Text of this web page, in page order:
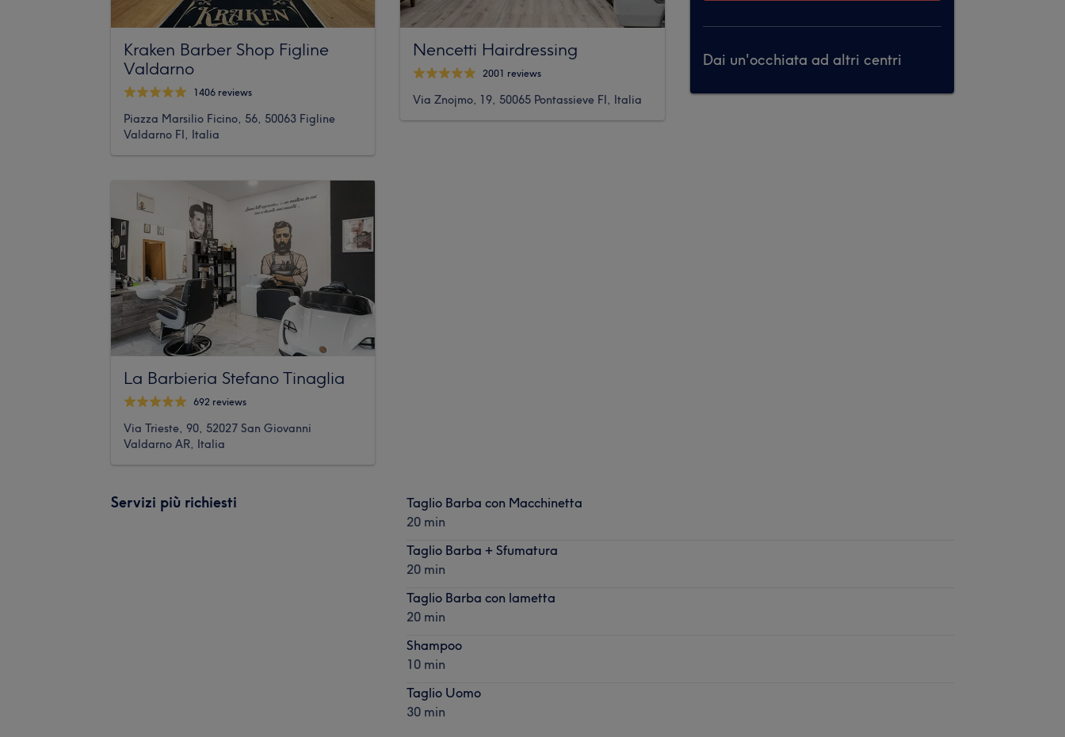
Kraken Barber Shop Figline
Valdarno
1406 reviews
Piazza Marsilio Ficino, 56, 50063 Figline
Valdarno FI, Italia
La Barbieria Stefano Tinaglia
692 reviews
Via Trieste, 90, 52027 San Giovanni
Valdarno AR, Italia
Nencetti Hairdressing
2001 reviews
Via Znojmo, 19, 50065 Pontassieve FI, Italia
Dai un'occhiata ad altri centri
Servizi più richiesti
Taglio Barba con Macchinetta
20 min
Taglio Barba + Sfumatura
20 min
Taglio Barba con lametta
20 min
Shampoo
10 min
Taglio Uomo
30 min